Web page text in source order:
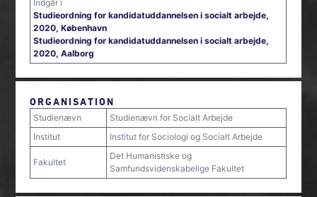
Indgår i
Studieordning for kandidatuddannelsen i socialt arbejde,
2020, København
Studieordning for kandidatuddannelsen i socialt arbejde,
2020, Aalborg
ORGANISATION
Studienævn
Studienævn for Socialt Arbejde
Institut
Institut for Sociologi og Socialt Arbejde
Fakultet
Det Humanistiske og
Samfundsvidenskabelige Fakultet